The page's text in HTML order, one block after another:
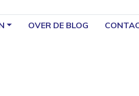
OVER DE BLOG